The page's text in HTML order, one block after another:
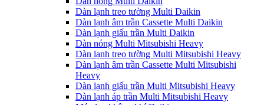
Dàn lạnh treo tường Multi Daikin
Dàn lạnh âm trần Cassette Multi Daikin
Dàn lạnh giấu trần Multi Daikin
Dàn nóng Multi Mitsubishi Heavy
Dàn lạnh treo tường Multi Mitsubishi Heavy
Dàn lạnh âm trần Cassette Multi Mitsubishi
Heavy
Dàn lạnh giấu trần Multi Mitsubishi Heavy
Dàn lạnh áp trần Multi Mitsubishi Heavy